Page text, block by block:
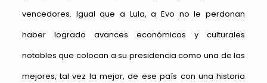
vencedores. Igual que a Lula, a Evo no le perdonan
haber logrado avances económicos y culturales
notables que colocan a su presidencia como una de las
mejores, tal vez la mejor, de ese país con una historia